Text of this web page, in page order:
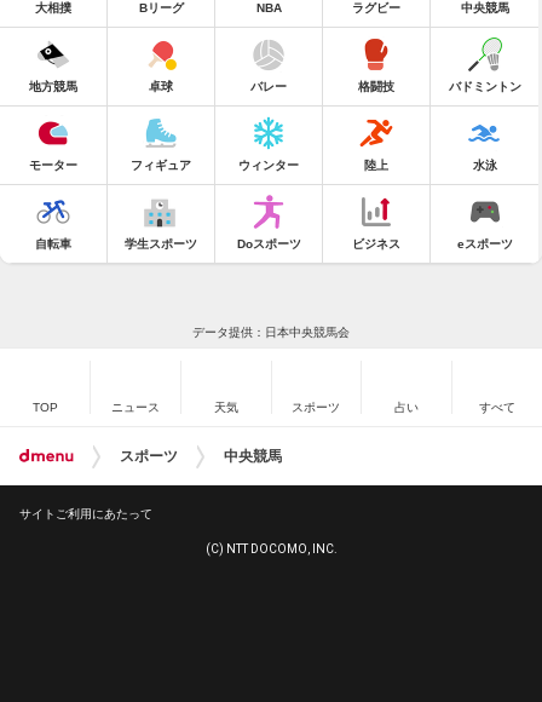
大相撲 Bリーグ NBA ラグビー 中央競馬
地方競馬 卓球 バレー 格闘技 バドミントン
モーター フィギュア ウィンター 陸上 水泳
自転車 学生スポーツ Doスポーツ ビジネス eスポーツ
データ提供：日本中央競馬会
TOP ニュース 天気 スポーツ 占い すべて
スポーツ 中央競馬
サイトご利用にあたって
(C) NTT DOCOMO, INC.